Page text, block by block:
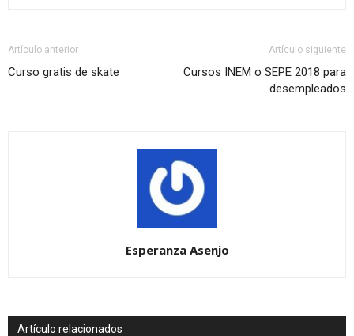
Artículo anterior
Curso gratis de skate
Artículo siguiente
Cursos INEM o SEPE 2018 para
desempleados
Esperanza Asenjo
Artículo relacionados